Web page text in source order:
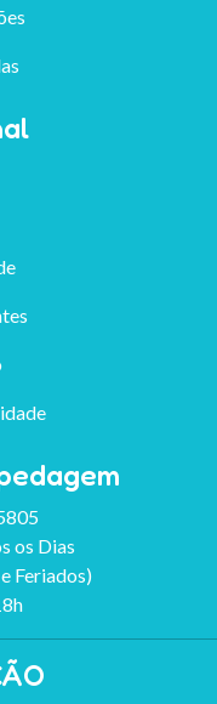
os Dias
Feriados)